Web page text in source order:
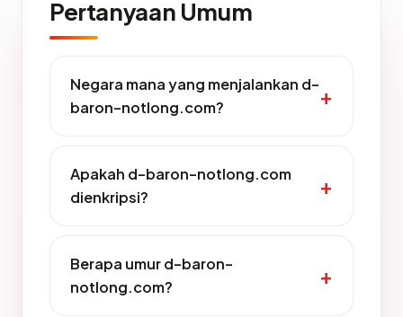
Pertanyaan Umum
Negara mana yang menjalankan d-
baron-notlong.com?
Apakah d-baron-notlong.com
dienkripsi?
Berapa umur d-baron-
notlong.com?